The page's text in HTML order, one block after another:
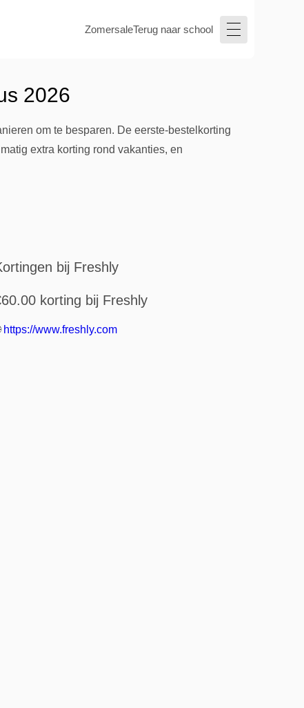
ZomersaleTerug naar school
2026
om te besparen. De eerste-bestelkorting
extra korting rond vakanties, en
bij Freshly
korting bij Freshly
https://www.freshly.com